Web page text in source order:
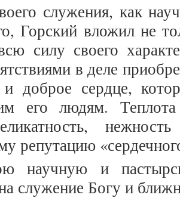
служения, как
Горский вложил не
силу своего
в деле
доброе сердце,
его людям.
репутацию
научную и
служение Богу и